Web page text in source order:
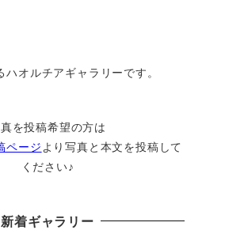
ハオルチアギャラリーです。
を投稿希望の方は
ページ より写真と本文を投稿して
ください♪
新着ギャラリー